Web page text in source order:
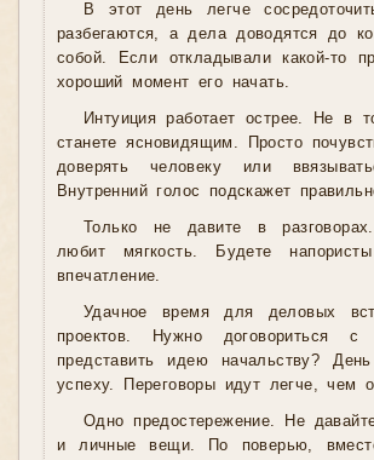
В этот день легче
разбегаются, а дела доводятся до
собой. Если откладывали какой-то
хороший момент его начать.
Интуиция работает острее. Не в
станете ясновидящим. Просто
доверять человеку или
Внутренний голос подскажет
Только не давите в
любит мягкость. Будете
впечатление.
Удачное время для деловых
проектов. Нужно договориться с
представить идею начальству?
успеху. Переговоры идут легче, чем
Одно предостережение. Не
и личные вещи. По поверью,